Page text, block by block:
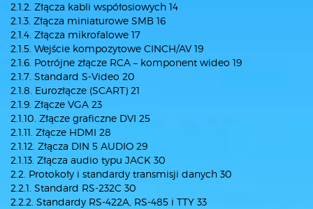
2.1.2. Złącza kabli współosiowych 14
2.1.3. Złącza miniaturowe SMB 16
2.1.4. Złącza mikrofalowe 17
2.1.5. Wejście kompozytowe CINCH/AV 19
2.1.6. Potrójne złącze RCA – komponent wideo 19
2.1.7. Standard S-Video 20
2.1.8. Eurozłącze (SCART) 21
2.1.9. Złącze VGA 23
2.1.10. Złącze graficzne DVI 25
2.1.11. Złącze HDMI 28
2.1.12. Złącza DIN 5 AUDIO 29
2.1.13. Złącza audio typu JACK 30
2.2. Protokoły i standardy transmisji danych 30
2.2.1. Standard RS-232C 30
2.2.2. Standardy RS-422A, RS-485 i TTY 33